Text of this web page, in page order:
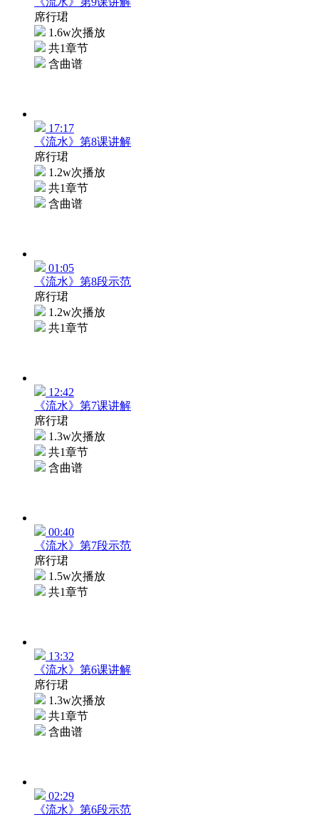
席行珺
1.6w次播放
共1章节
含曲谱
17:17
《流水》第8课讲解
席行珺
1.2w次播放
共1章节
含曲谱
01:05
《流水》第8段示范
席行珺
1.2w次播放
共1章节
12:42
《流水》第7课讲解
席行珺
1.3w次播放
共1章节
含曲谱
00:40
《流水》第7段示范
席行珺
1.5w次播放
共1章节
13:32
《流水》第6课讲解
席行珺
1.3w次播放
共1章节
含曲谱
02:29
《流水》第6段示范